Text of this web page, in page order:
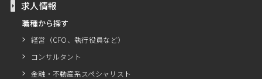
求人情報
職種から探す
経営（CFO、執行役員など）
コンサルタント
金融・不動産系スペシャリスト